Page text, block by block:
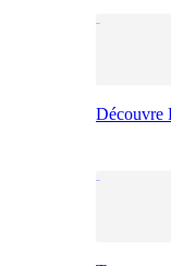
Découvre